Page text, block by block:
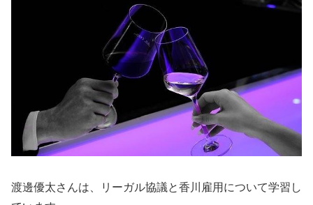
渡邊優太さんは、リーガル協議と香川雇用について学習し